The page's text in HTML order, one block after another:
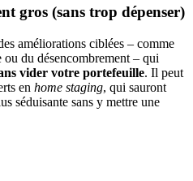
gros (sans trop dépenser)
améliorations ciblées – comme
du désencombrement – qui
vider votre portefeuille. Il peut
en home staging, qui sauront
séduisante sans y mettre une